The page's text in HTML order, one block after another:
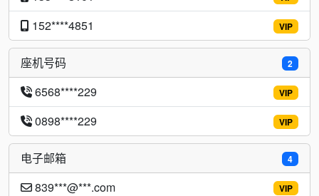
VIP
152****4851
2
座机号码
VIP
6568****229
VIP
0898****229
4
电子邮箱
VIP
839***@***.com